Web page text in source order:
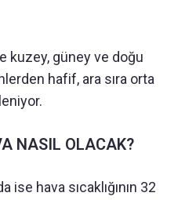
kuzey, güney ve doğu
hafif, ara sıra orta
NASIL OLACAK?
ise hava sıcaklığının 32